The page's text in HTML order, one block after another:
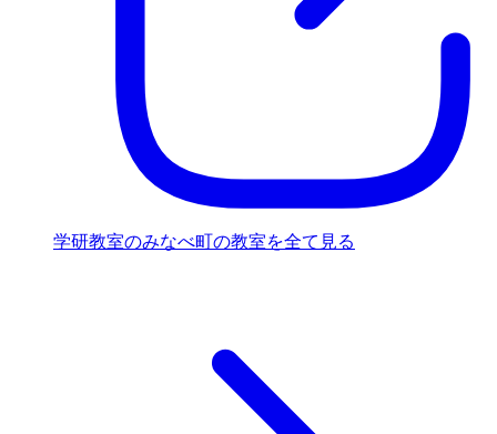
学研教室のみなべ町の教室を全て見る